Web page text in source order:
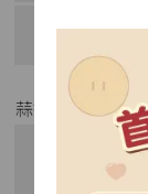
備註
蒜香起司口味